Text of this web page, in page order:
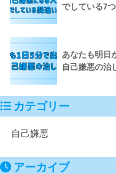
でしている7
あなたも明日
自己嫌悪の治
カテゴリー
アーカイブ